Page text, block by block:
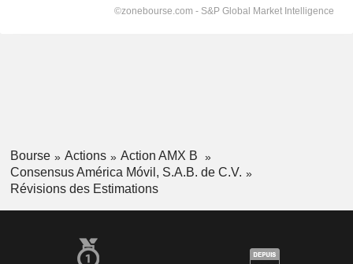
Bourse Actions
Action AMX B
Consensus América Móvil, S.A.B. de C.V.
Révisions des Estimations